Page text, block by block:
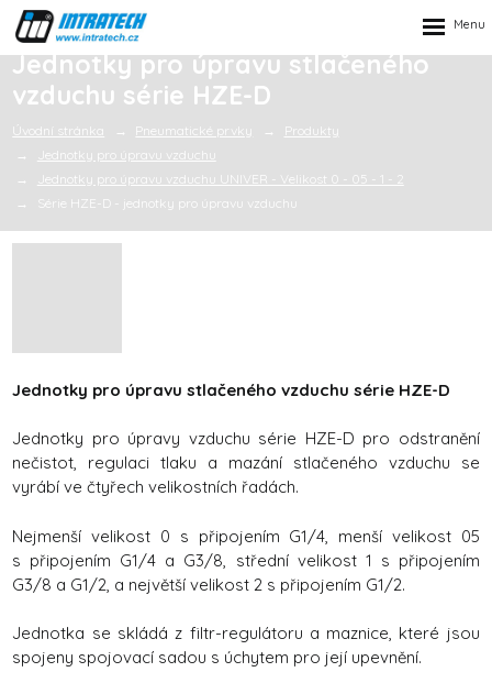
Jednotky pro úpravu stlačeného
vzduchu série HZE-D
Úvodní stránka Pneumatické prvky
Produkty
Jednotky pro úpravu vzduchu
Jednotky pro úpravu vzduchu UNIVER - Velikost 0 - 05 - 1 - 2
Série HZE-D - jednotky pro úpravu vzduchu
Jednotky pro úpravu stlačeného vzduchu série HZE-D
Jednotky pro úpravy vzduchu série HZE-D pro odstranění
nečistot, regulaci tlaku a mazání stlačeného vzduchu se
vyrábí ve čtyřech velikostních řadách.
Nejmenší velikost 0 s připojením G1/4, menší velikost 05
s připojením G1/4 a G3/8, střední velikost 1 s připojením
G3/8 a G1/2, a největší velikost 2 s připojením G1/2.
Jednotka se skládá z filtr-regulátoru a maznice, které jsou
spojeny spojovací sadou s úchytem pro její upevnění.